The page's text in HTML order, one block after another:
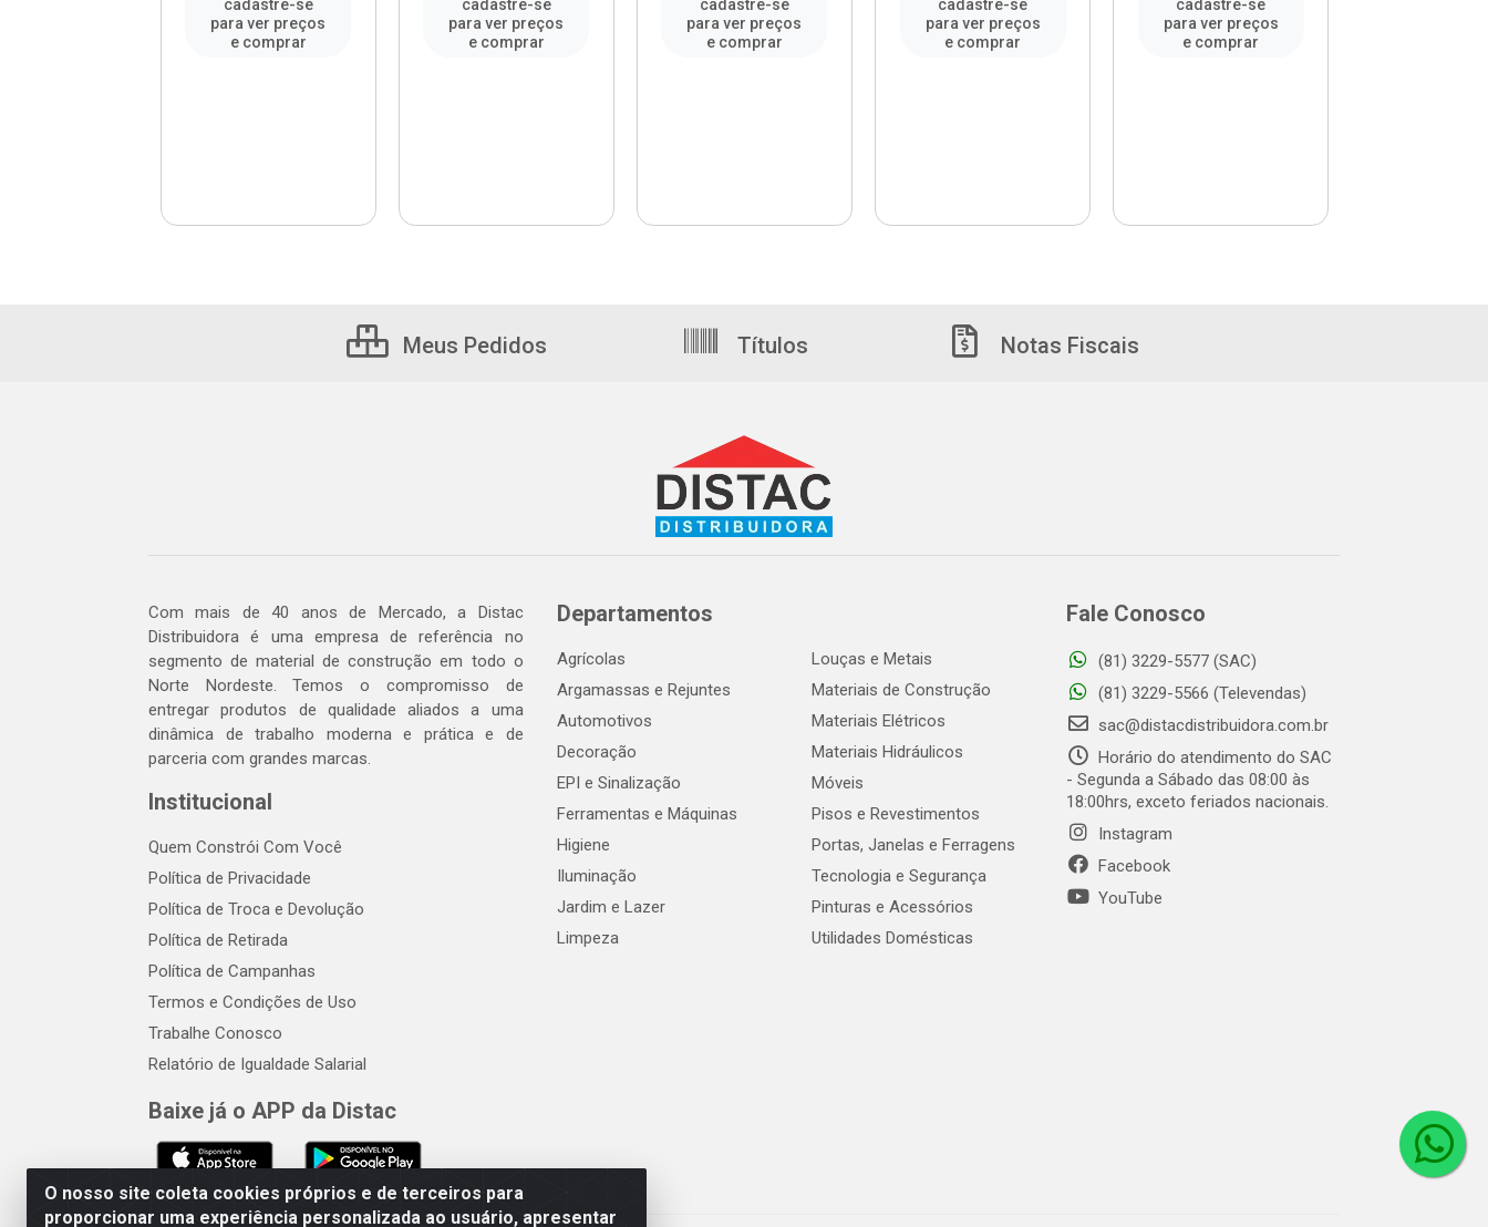
cadastre-se
para ver preços
e comprar
cadastre-se
para ver preços
e comprar
cadastre-se
para ver preços
e comprar
cadastre-se
para ver preços
e comprar
cadastre-se
para ver preços
e comprar
O nosso site coleta cookies próprios e de terceiros para
proporcionar uma experiência personalizada ao usuário, apresentar
Meus Pedidos Títulos Notas Fiscais
Com mais de 40 anos de Mercado, a Distac
Distribuidora é uma empresa de referência no
segmento de material de construção em todo o
Norte Nordeste. Temos o compromisso de
entregar produtos de qualidade aliados a uma
dinâmica de trabalho moderna e prática e de
parceria com grandes marcas.
Institucional
Quem Constrói Com Você
Política de Privacidade
Política de Troca e Devolução
Política de Retirada
Política de Campanhas
Termos e Condições de Uso
Trabalhe Conosco
Relatório de Igualdade Salarial
Baixe já o APP da Distac
Departamentos
Agrícolas
Argamassas e Rejuntes
Automotivos
Decoração
EPI e Sinalização
Ferramentas e Máquinas
Higiene
Iluminação
Jardim e Lazer
Limpeza
Louças e Metais
Materiais de Construção
Materiais Elétricos
Materiais Hidráulicos
Móveis
Pisos e Revestimentos
Portas, Janelas e Ferragens
Tecnologia e Segurança
Pinturas e Acessórios
Utilidades Domésticas
Fale Conosco
(81) 3229-5577 (SAC)
(81) 3229-5566 (Televendas)
sac@distacdistribuidora.com.br
Horário do atendimento do SAC
- Segunda a Sábado das 08:00 às
18:00hrs, exceto feriados nacionais.
Instagram
Facebook
YouTube